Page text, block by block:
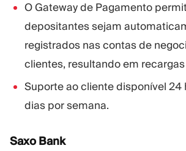
O Gateway de Pagamento
depositantes sejam
registrados nas contas de
clientes, resultando em
Suporte ao cliente disponível 24
dias por semana.
Saxo Bank